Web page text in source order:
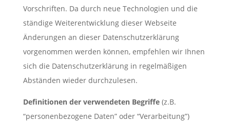
Vorschriften. Da durch neue Technologien und die
ständige Weiterentwicklung dieser Webseite
Änderungen an dieser Datenschutzerklärung
vorgenommen werden können, empfehlen wir Ihnen
sich die Datenschutzerklärung in regelmäßigen
Abständen wieder durchzulesen.
Definitionen der verwendeten Begriffe (z.B.
“personenbezogene Daten” oder “Verarbeitung”)